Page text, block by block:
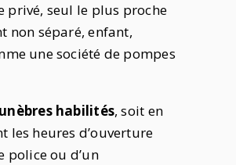
privé, seul le plus proche
non séparé, enfant,
une société de pompes
habilités, soit en
les heures d’ouverture
police ou d’un